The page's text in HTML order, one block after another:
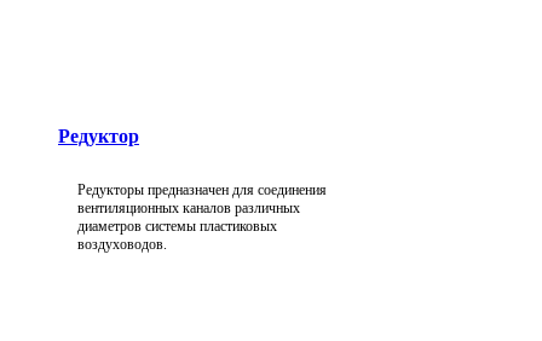
Редуктор
Редукторы предназначен для соединения
вентиляционных каналов различных
диаметров системы пластиковых
воздуховодов.